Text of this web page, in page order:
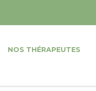
NOS THÉRAPEUTES